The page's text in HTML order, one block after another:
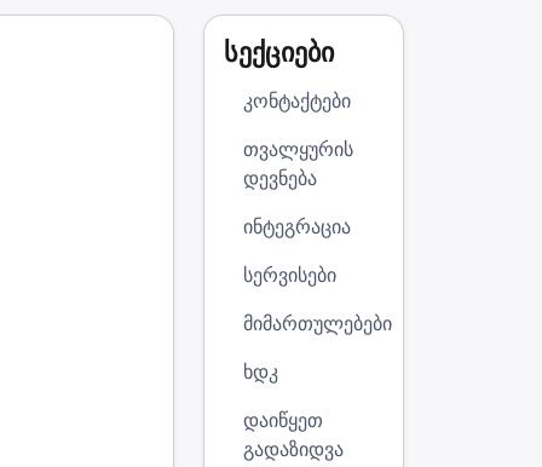
სექციები
კონტაქტები
თვალყურის
დევნება
ინტეგრაცია
სერვისები
მიმართულებები
ხდკ
დაიწყეთ
გადაზიდვა